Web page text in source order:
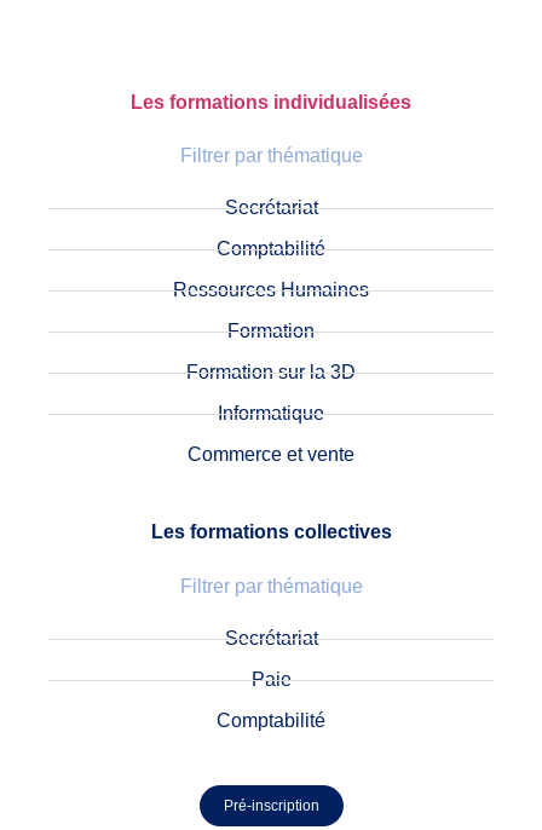
Les formations individualisées
Filtrer par thématique
Secrétariat
Comptabilité
Ressources Humaines
Formation
Formation sur la 3D
Informatique
Commerce et vente
Les formations collectives
Filtrer par thématique
Secrétariat
Paie
Comptabilité
Pré-inscription